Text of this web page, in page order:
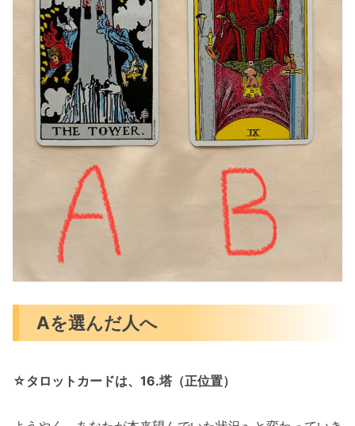
Aを選んだ人へ
☆タロットカードは、16.塔（正位置）